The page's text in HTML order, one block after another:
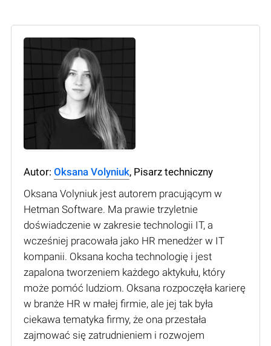
Autor: Oksana Volyniuk, Pisarz techniczny
Oksana Volyniuk jest autorem pracującym w
Hetman Software. Ma prawie trzyletnie
doświadczenie w zakresie technologii IT, a
wcześniej pracowała jako HR menedżer w IT
kompanii. Oksana kocha technologię i jest
zapalona tworzeniem każdego aktykułu, który
może pomóć ludziom. Oksana rozpoczęła karierę
w branże HR w małej firmie, ale jej tak była
ciekawa tematyka firmy, że ona przestała
zajmować się zatrudnieniem i rozwojem